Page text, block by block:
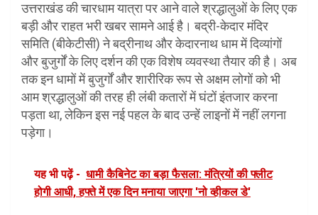
उत्तराखंड की चारधाम यात्रा पर आने वाले श्रद्धालुओं के लिए एक
बड़ी और राहत भरी खबर सामने आई है। बद्री-केदार मंदिर
समिति (बीकेटीसी) ने बद्रीनाथ और केदारनाथ धाम में दिव्यांगों
और बुजुर्गों के लिए दर्शन की एक विशेष व्यवस्था तैयार की है। अब
तक इन धामों में बुजुर्गों और शारीरिक रूप से अक्षम लोगों को भी
आम श्रद्धालुओं की तरह ही लंबी कतारों में घंटों इंतजार करना
पड़ता था, लेकिन इस नई पहल के बाद उन्हें लाइनों में नहीं लगना
पड़ेगा।
यह भी पढ़ें - धामी कैबिनेट का बड़ा फैसला: मंत्रियों की फ्लीट
होगी आधी, हफ्ते में एक दिन मनाया जाएगा 'नो व्हीकल डे'